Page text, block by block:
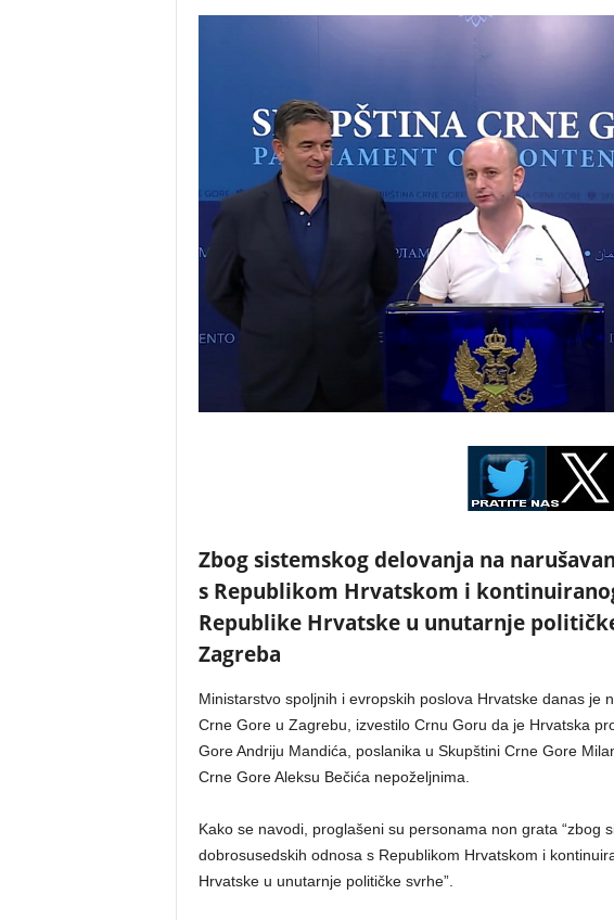
Zbog sistemskog delovanja na
s Republikom Hrvatskom i
Republike Hrvatske u unutarnje
Zagreba
Ministarstvo spoljnih i evropskih poslova Hrvatske danas je
Crne Gore u Zagrebu, izvestilo Crnu Goru da je Hrvatska
Gore Andriju Mandića, poslanika u Skupštini Crne Gore
Crne Gore Aleksu Bečića nepoželjnima.
Kako se navodi, proglašeni su personama non grata “zbog
dobrosusedskih odnosa s Republikom Hrvatskom i
Hrvatske u unutarnje političke svrhe”.